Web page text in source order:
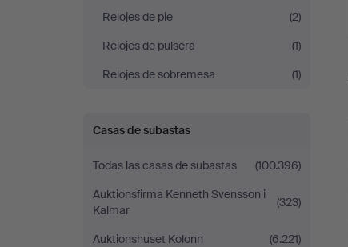
Relojes de pie
(2)
Relojes de pulsera
(1)
Relojes de sobremesa
(1)
Casas de subastas
Todas las casas de subastas
(100.396)
Auktionsfirma Kenneth Svensson i
Kalmar
(323)
Auktionshuset Kolonn
(6.221)